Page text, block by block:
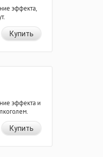
эффекта,
Купить
эффекта и
Купить